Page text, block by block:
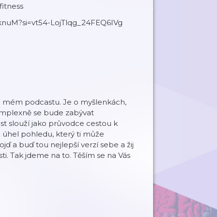
LojTlqg_24FEQ6IVg
mém podcastu. Je o myšlenkách,
se bude zabývat
slouží jako průvodce cestou k
úhel pohledu, který ti může
a buď tou nejlepší verzí sebe a žij
Tak jdeme na to. Těším se na Vás